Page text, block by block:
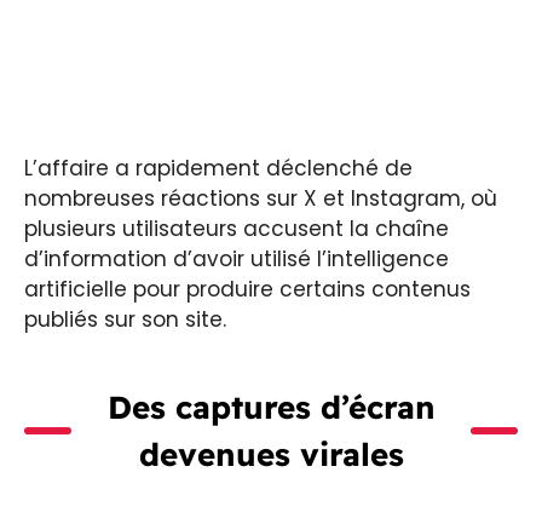
L’affaire a rapidement déclenché de
nombreuses réactions sur X et Instagram, où
plusieurs utilisateurs accusent la chaîne
d’information d’avoir utilisé l’intelligence
artificielle pour produire certains contenus
publiés sur son site.
Des captures d’écran
devenues virales